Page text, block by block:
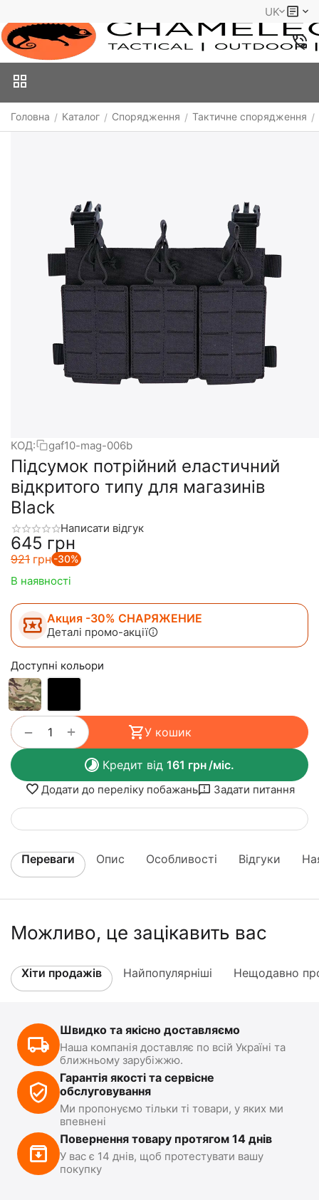
UK
Головна / Каталог / Спорядження / Тактичне спорядження /
КОД: gaf10-mag-006b
Підсумок потрійний еластичний
відкритого типу для магазинів
Black
Написати відгук
‍645‍ грн
‍921‍ грн -30%
В наявності
Акция -30% СНАРЯЖЕНИЕ
Деталі промо-акції
Доступні кольори
+
− У кошик
Кредит від 161 грн/міс.
Додати до переліку побажань Задати питання
Переваги Опис Особливості Відгуки
Можливо, це зацікавить вас
Хіти продажів Найпопулярніші Нещодавно
Швидко та якісно доставляємо
Наша компанія доставляє по всій Україні та
ближньому зарубіжжю.
Гарантія якості та сервісне
обслуговування
Ми пропонуємо тільки ті товари, у яких ми
впевнені
Повернення товару протягом 14 днів
У вас є 14 днів, щоб протестувати вашу
покупку